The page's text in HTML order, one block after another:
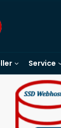
Service